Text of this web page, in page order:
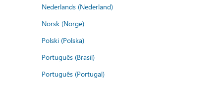
Nederlands (Nederland)
Norsk (Norge)
Polski (Polska)
Português (Brasil)
Português (Portugal)